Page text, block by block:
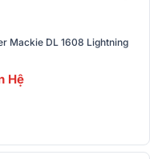
Mackie DL 1608 Lightning
Hệ